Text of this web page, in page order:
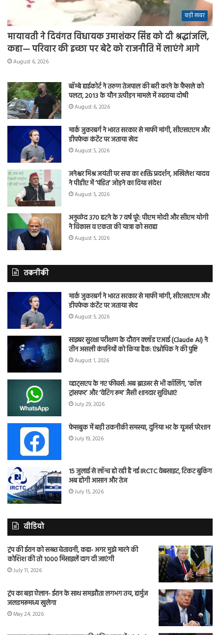
बड़ी खबर
मायावती ने दिवंगत विधायक उमाशंकर सिंह को दी श्रद्धांजलि,
कहा— परिवार की इच्छा पर बेटे को राजनीति में लाएंगे आगे
August 6, 2026
बॉम्बे हाईकोर्ट ने तरुण तेजपाल की बरी करने के फैसले को
पलटा, 2013 के यौन उत्पीड़न मामले में ठहराया दोषी
August 6, 2026
मार्क जुकरबर्ग ने भारत सरकार से माफी मांगी, सीएसएएम और
डीपफेक कंटेंट पर जताया खेद
August 5, 2026
जनेश्वर मिश्र जयंती पर सपा का शक्ति प्रदर्शन, अखिलेश यादव
ने पीडीए में ‘पंडित’ जोड़ने का दिया संदेश
August 5, 2026
अनुच्छेद 370 हटने के 7 वर्ष पूरे: पीएम मोदी और सीएम योगी
ने विकास व एकता की यात्रा को सराहा
August 5, 2026
तकनीकी
मार्क जुकरबर्ग ने भारत सरकार से माफी मांगी, सीएसएएम और
डीपफेक कंटेंट पर जताया खेद
August 5, 2026
साइबर सुरक्षा परीक्षण के दौरान क्लॉड एआई (Claude AI) ने
तीन असली कंपनियों को किया हैक: एंथ्रोपिक ने की पुष्टि
August 1, 2026
व्हाट्सएप के नए फीचर्स: अब ब्राउजर से भी कॉलिंग, ‘कॉल
ट्रांसफर’ और ‘वेटिंग रूम’ जैसी शानदार सुविधाएं
July 29, 2026
फेसबुक में बड़ी तकनीकी समस्या, दुनिया भर के यूजर्स परेशान
July 19, 2026
15 जुलाई से लॉन्च हो रही है नई IRCTC वेबसाइट, टिकट बुकिंग
अब होगी आसान और तेज
July 15, 2026
वीडियो
ट्रंप की ईरान को सख्त चेतावनी, कहा- अगर मुझे मारने की
कोशिश की तो 1000 मिसाइलें दाग दी जाएंगी
July 11, 2026
ट्रंप का बड़ा ऐलान- ईरान के साथ समझौता लगभग तय, हार्मुज
जलडमरूमध्य खुलेगा
May 24, 2026